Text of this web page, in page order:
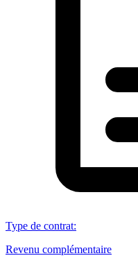
Type de contrat:
Revenu complémentaire